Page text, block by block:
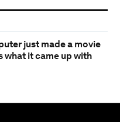
just made a movie
what it came up with